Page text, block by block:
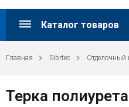
Каталог товаров
Главная Sibrtec Отделочный
Терка